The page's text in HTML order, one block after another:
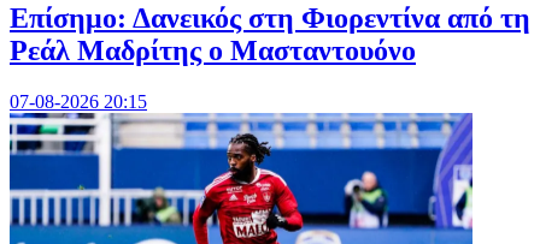
Επίσημο: Δανεικός στη Φιορεντίνα από τη
Ρεάλ Μαδρίτης ο Μασταντουόνο
07-08-2026 20:15